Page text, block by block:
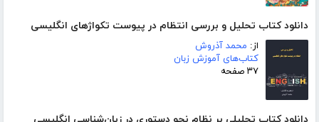
دانلود کتاب تحلیل و بررسی انتظام در پیوست تکواژهای انگلیسی
از: محمد آذروش
کتاب‌های آموزش زبان
۳۷ صفحه